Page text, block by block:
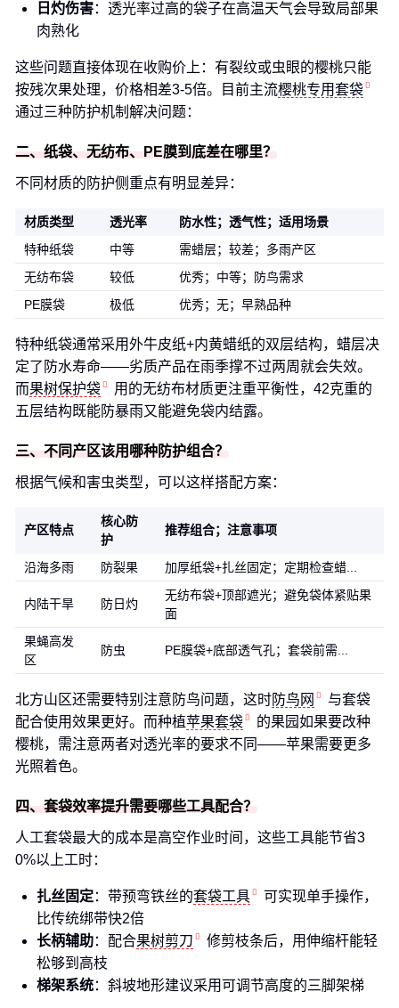
日灼伤害：透光率过高的袋子在高温天气会导致局部果
肉熟化
这些问题直接体现在收购价上：有裂纹或虫眼的樱桃只能
按残次果处理，价格相差3-5倍。目前主流樱桃专用套袋
通过三种防护机制解决问题：
二、纸袋、无纺布、PE膜到底差在哪里？
不同材质的防护侧重点有明显差异：
材质类型 透光率
防水性；透气性；适用场景
特种纸袋
中等
需蜡层；较差；多雨产区
无纺布袋
较低
优秀；中等；防鸟需求
PE膜袋
极低 优秀；无；早熟品种
特种纸袋通常采用外牛皮纸+内黄蜡纸的双层结构，蜡层决
定了防水寿命——劣质产品在雨季撑不过两周就会失效。
而果树保护袋
用的无纺布材质更注重平衡性，42克重的
五层结构既能防暴雨又能避免袋内结露。
三、不同产区该用哪种防护组合？
根据气候和害虫类型，可以这样搭配方案：
产区特点
核心防
护
推荐组合；注意事项
沿海多雨 防裂果 加厚纸袋+扎丝固定；定期检查蜡...
内陆干旱 防日灼
无纺布袋+顶部遮光；避免袋体紧贴果
面
果蝇高发
区
防虫 PE膜袋+底部透气孔；套袋前需...
北方山区还需要特别注意防鸟问题，这时防鸟网
与套袋
配合使用效果更好。而种植苹果套袋
的果园如果要改种
樱桃，需注意两者对透光率的要求不同——苹果需要更多
光照着色。
四、套袋效率提升需要哪些工具配合？
人工套袋最大的成本是高空作业时间，这些工具能节省3
0%以上工时：
扎丝固定：带预弯铁丝的套袋工具
可实现单手操作，
比传统绑带快2倍
长柄辅助：配合果树剪刀
修剪枝条后，用伸缩杆能轻
松够到高枝
梯架系统：斜坡地形建议采用可调节高度的三脚架梯